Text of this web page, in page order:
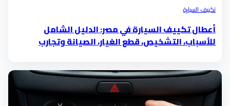
تكييف السيارة
أعطال تكييف السيارة في مصر: الدليل الشامل
للأسباب، التشخيص، قطع الغيار، الصيانة وتجارب